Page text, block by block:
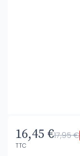
16,45 €17,95 €
TTC